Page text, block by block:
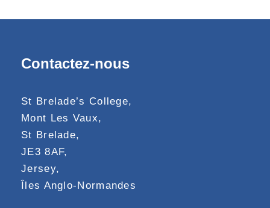
Contactez-nous
St Brelade’s College,
Mont Les Vaux,
St Brelade,
JE3 8AF,
Jersey,
Îles Anglo-Normandes